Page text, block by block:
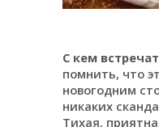
С кем
помнить, что
новогодним
никаких
Тихая,